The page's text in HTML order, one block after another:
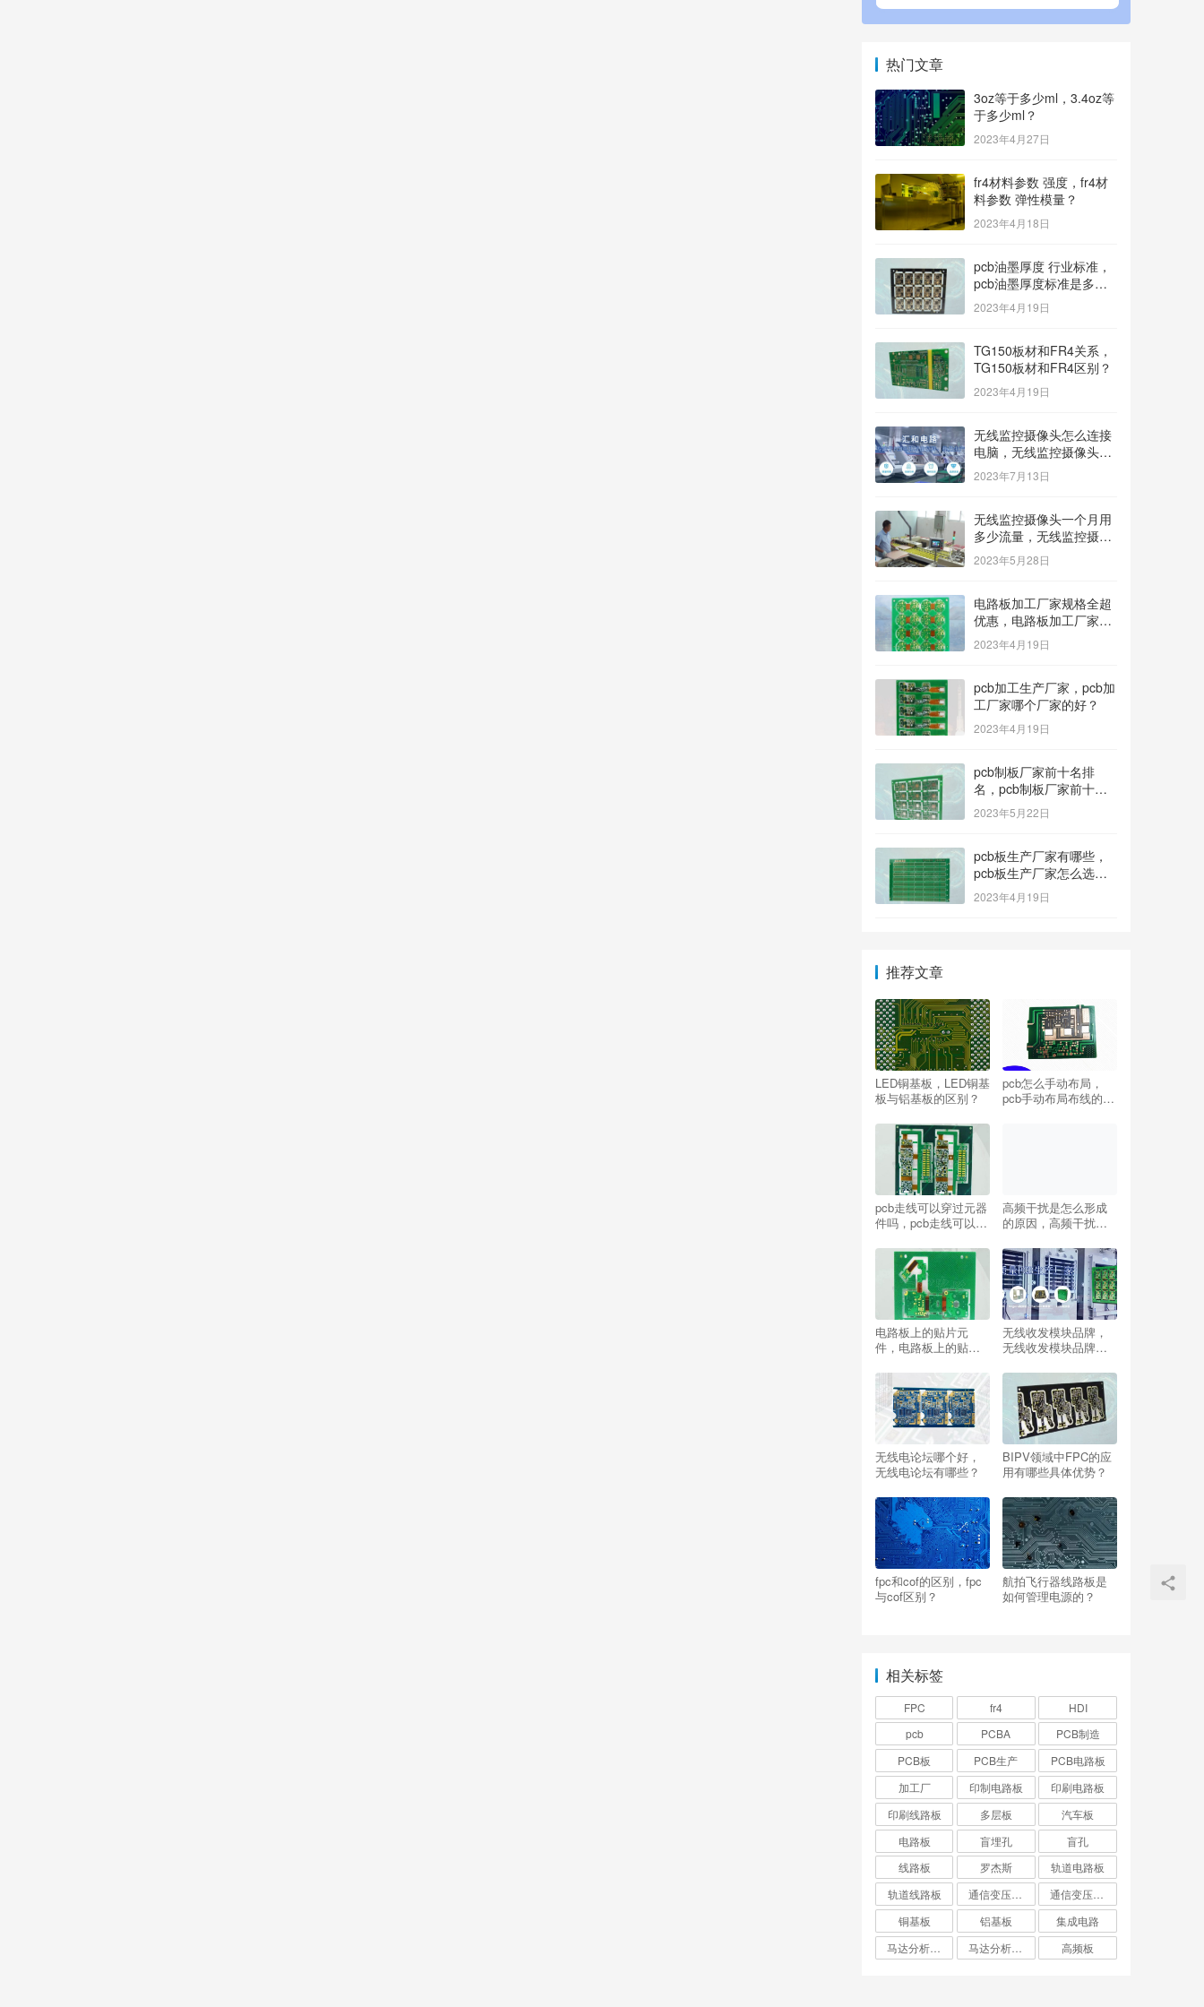
热门文章
3oz等于多少ml，3.4oz等
于多少ml？
2023年4月27日
fr4材料参数 强度，fr4材
料参数 弹性模量？
2023年4月18日
pcb油墨厚度 行业标准，
pcb油墨厚度标准是多
少？
2023年4月19日
TG150板材和FR4关系，
TG150板材和FR4区别？
2023年4月19日
无线监控摄像头怎么连接
电脑，无线监控摄像头怎
么连接电脑显示器？
2023年7月13日
无线监控摄像头一个月用
多少流量，无线监控摄像
头一个月用多少流量多少
钱？
2023年5月28日
电路板加工厂家规格全超
优惠，电路板加工厂家哪
家价格低？
2023年4月19日
pcb加工生产厂家，pcb加
工厂家哪个厂家的好？
2023年4月19日
pcb制板厂家前十名排
名，pcb制板厂家前十名
排名榜？
2023年5月22日
pcb板生产厂家有哪些，
pcb板生产厂家怎么选
择？
2023年4月19日
推荐文章
LED铜基板，LED铜基
板与铝基板的区别？
pcb怎么手动布局，
pcb手动布局布线的方
pcb走线可以穿过元器
件吗，pcb走线可以穿
高频干扰是怎么形成
的原因，高频干扰是
些？
电路板上的贴片元
件，电路板上的贴片
无线收发模块品牌，
无线收发模块品牌排
无线电论坛哪个好，
无线电论坛有哪些？
BIPV领域中FPC的应
用有哪些具体优势？
fpc和cof的区别，fpc
与cof区别？
航拍飞行器线路板是
如何管理电源的？
相关标签
FPC fr4
HDI
pcb
PCBA
PCB制造
PCB板
PCB生产
PCB电路板
加工厂
印制电路板
印刷电路板
印刷线路板
多层板
汽车板
电路板
盲埋孔
盲孔
线路板
罗杰斯
轨道电路板
轨道线路板
铜基板
铝基板
集成电路
高频板